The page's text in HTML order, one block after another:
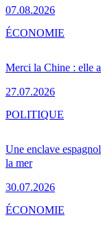
07.08.2026
Merci la Chine : elle
27.07.2026
ÉCONOMIE
Une enclave
la mer
30.07.2026
POLITIQUE
ÉCONOMIE